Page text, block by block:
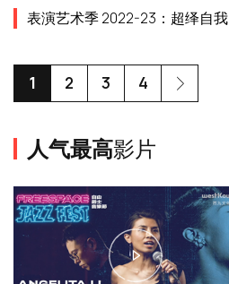
表演艺术季 2022-23：超绎自我
1 2 3 4
人气最高影片